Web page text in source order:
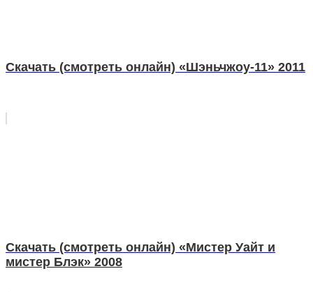
Скачать (смотреть онлайн) «Шэньчжоу-11» 2011
Скачать (смотреть онлайн) «Мистер Уайт и
мистер Блэк» 2008